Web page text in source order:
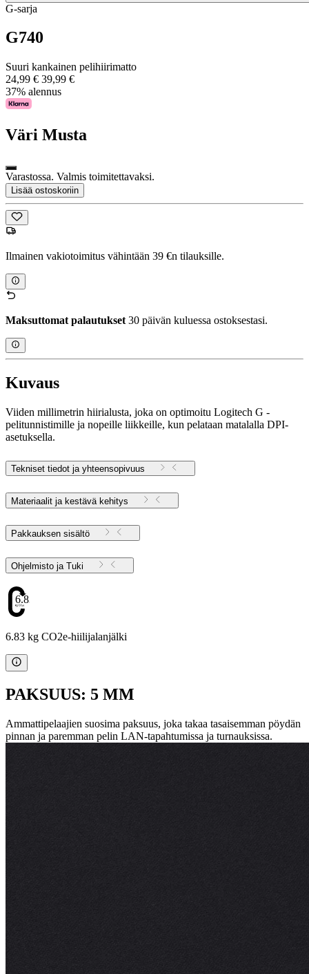
G-sarja
G740
Suuri kankainen pelihiirimatto
24,99 € 39,99 €
37% alennus
Väri Musta
Varastossa. Valmis toimitettavaksi.
Lisää ostoskoriin
Ilmainen vakiotoimitus vähintään 39 €n tilauksille.
Maksuttomat palautukset 30 päivän kuluessa ostoksestasi.
Kuvaus
Viiden millimetrin hiirialusta, joka on optimoitu Logitech G -
pelitunnistimille ja nopeille liikkeille, kun pelataan matalalla DPI-
asetuksella.
Tekniset tiedot ja yhteensopivuus
Materiaalit ja kestävä kehitys
Pakkauksen sisältö
Ohjelmisto ja Tuki
6.83
6.83 kg CO2e-hiilijalanjälki
PAKSUUS: 5 MM
Ammattipelaajien suosima paksuus, joka takaa tasaisemman pöydän
pinnan ja paremman pelin LAN-tapahtumissa ja turnauksissa.